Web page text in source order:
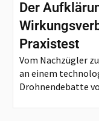
Der
Praxistest
Vom Nachzügler
an einem
Drohnendebatte